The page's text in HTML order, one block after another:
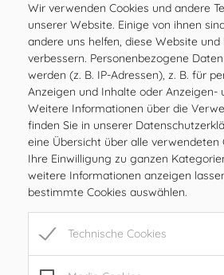
DO
08.00 – 12.00 Uhr
FR
08.00 – 12.00, 15.00 –
SA
geschlossen
SO
geschlossen
Öffnungszeiten
MO
08.00 – 12.00 Uhr
DI
08.00 – 12.00 Uhr
MI
08.00 – 12.00 Uhr
08.00 – 12.00, 15.00 –
Wir verwenden Cookies und andere
unserer Website. Einige von ihnen
andere uns helfen, diese Website
verbessern. Personenbezogene
werden (z. B. IP-Adressen), z. B. für
Anzeigen und Inhalte oder Anzeigen-
Weitere Informationen über die
finden Sie in unserer
eine Übersicht über alle verwendeten
Ihre Einwilligung zu ganzen
weitere Informationen anzeigen
bestimmte Cookies auswählen.
Technische Cookies